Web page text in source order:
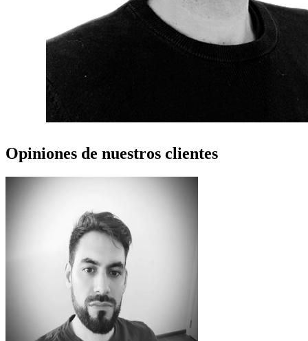
Opiniones de nuestros clientes